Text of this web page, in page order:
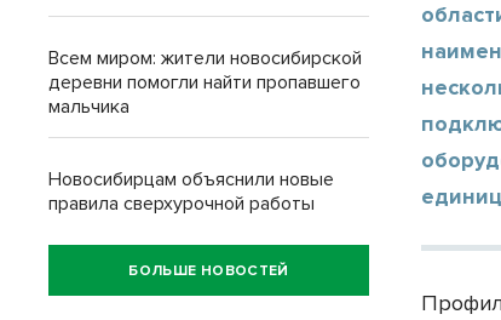
Всем миром: жители новосибирской
деревни помогли найти пропавшего
мальчика
Новосибирцам объяснили новые
правила сверхурочной работы
БОЛЬШЕ НОВОСТЕЙ